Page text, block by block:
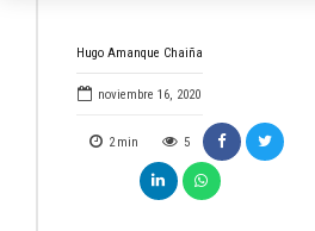
Hugo Amanque Chaiña
noviembre 16, 2020
2 min 5